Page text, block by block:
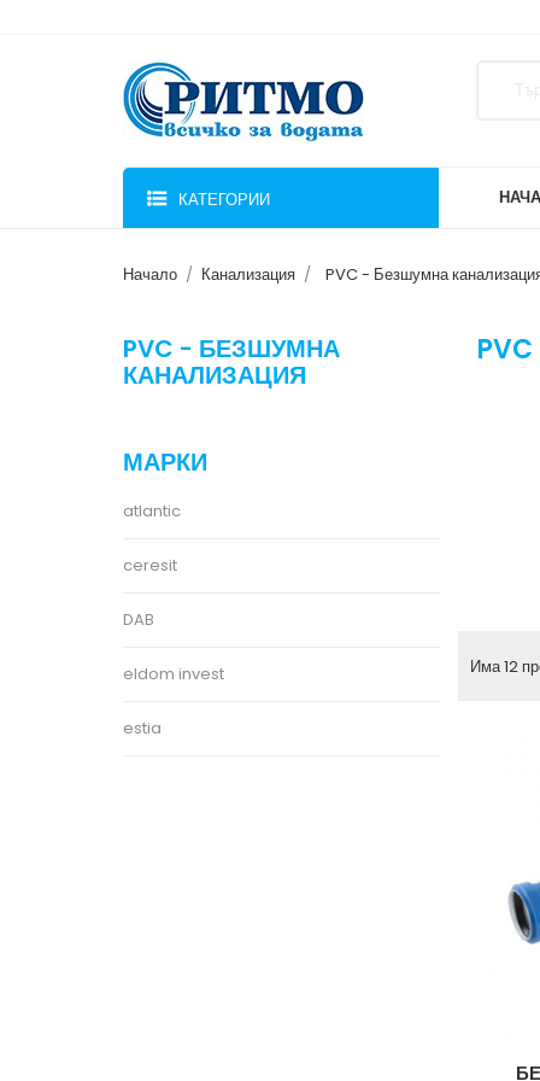
КАТЕГОРИИ
Начало Канализация PVC - Безшумна
PVC - БЕЗШУМНА
КАНАЛИЗАЦИЯ
МАРКИ
atlantic
ceresit
DAB
eldom invest
estia
Има 12